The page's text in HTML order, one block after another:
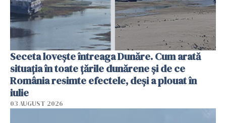
Seceta lovește întreaga Dunăre. Cum arată
situația în toate țările dunărene și de ce
România resimte efectele, deși a plouat în
iulie
03 AUGUST 2026